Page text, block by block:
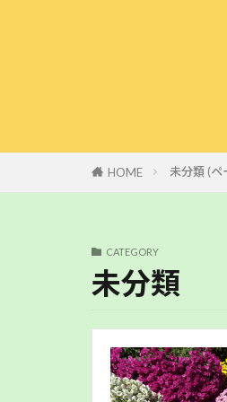
HOME 未分類 (ペ
CATEGORY
未分類